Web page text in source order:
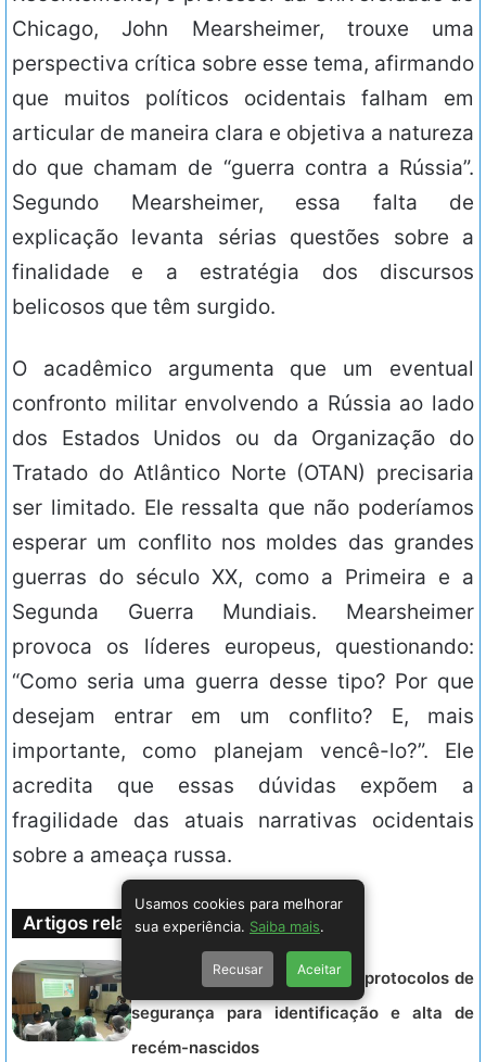
Chicago, John Mearsheimer, trouxe uma
perspectiva crítica sobre esse tema, afirmando
que muitos políticos ocidentais falham em
articular de maneira clara e objetiva a natureza
do que chamam de “guerra contra a Rússia”.
Segundo Mearsheimer, essa falta de
explicação levanta sérias questões sobre a
finalidade e a estratégia dos discursos
belicosos que têm surgido.
O acadêmico argumenta que um eventual
confronto militar envolvendo a Rússia ao lado
dos Estados Unidos ou da Organização do
Tratado do Atlântico Norte (OTAN) precisaria
ser limitado. Ele ressalta que não poderíamos
esperar um conflito nos moldes das grandes
guerras do século XX, como a Primeira e a
Segunda Guerra Mundiais. Mearsheimer
provoca os líderes europeus, questionando:
“Como seria uma guerra desse tipo? Por que
desejam entrar em um conflito? E, mais
importante, como planejam vencê-lo?”. Ele
acredita que essas dúvidas expõem a
fragilidade das atuais narrativas ocidentais
sobre a ameaça russa.
Artigos relacionados
Maternidade Unimed reforça protocolos de
segurança para identificação e alta de
recém-nascidos
Usamos cookies para melhorar
sua experiência. Saiba mais
Recusar Aceitar